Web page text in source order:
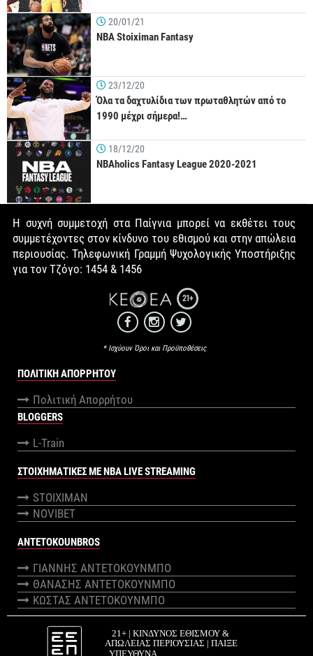
20/01/21
NBA Stoiximan Fantasy
23/12/20
Όλα τα δαχτυλίδια των πρωταθλητών από το
1990 μέχρι σήμερα!…
18/12/20
NBAholics Fantasy League 2020-2021
Η συχνή συμμετοχή στα Παίγνια μπορεί να εκθέτει τους
συμμετέχοντες στον κίνδυνο του εθισμού και στην απώλεια
περιουσίας. Τηλεφωνική Γραμμή Ψυχολογικής Υποστήριξης
για τον Τζόγο: 1454 & 1456
21+
* Ισχύουν Όροι και Προϋποθέσεις
ΠΟΛΙΤΙΚΉ ΑΠΟΡΡΉΤΟΥ
Πολιτική Απορρήτου
BLOGGERS
L-Train
ΣΤΟΙΧΗΜΑΤΙΚΕΣ ΜΕ NBA LIVE STREAMING
STOIXIMAN
NOVIBET
ANTETOKOUNBROS
ΓΙΑΝΝΗΣ ΑΝΤΕΤΟΚΟΥΝΜΠΟ
ΘΑΝΑΣΗΣ ΑΝΤΕΤΟΚΟΥΝΜΠΟ
ΚΩΣΤΑΣ ΑΝΤΕΤΟΚΟΥΝΜΠΟ